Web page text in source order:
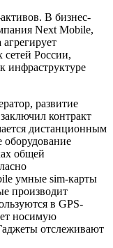
В бизнес-
Next Mobile,
России,
инфраструктуре
развитие
контракт
дистанционным
оборудование
общей
умные sim-карты
производит
в GPS-
носимую
отслеживают